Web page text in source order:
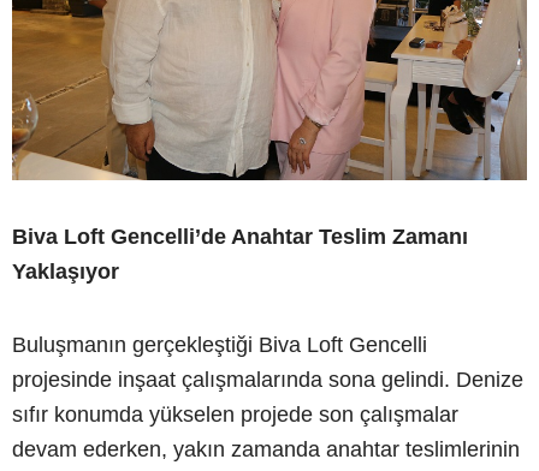
Biva Loft Gencelli’de Anahtar Teslim Zamanı
Yaklaşıyor
Buluşmanın gerçekleştiği Biva Loft Gencelli
projesinde inşaat çalışmalarında sona gelindi. Denize
sıfır konumda yükselen projede son çalışmalar
devam ederken, yakın zamanda anahtar teslimlerinin